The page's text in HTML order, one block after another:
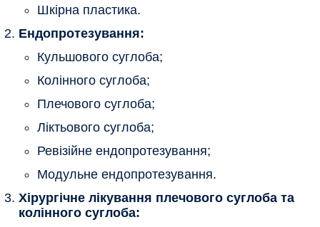
Шкірна пластика.
Ендопротезування:
Кульшового суглоба;
Колінного суглоба;
Плечового суглоба;
Ліктьового суглоба;
Ревізійне ендопротезування;
Модульне ендопротезування.
Хірургічне лікування плечового суглоба та
колінного суглоба: